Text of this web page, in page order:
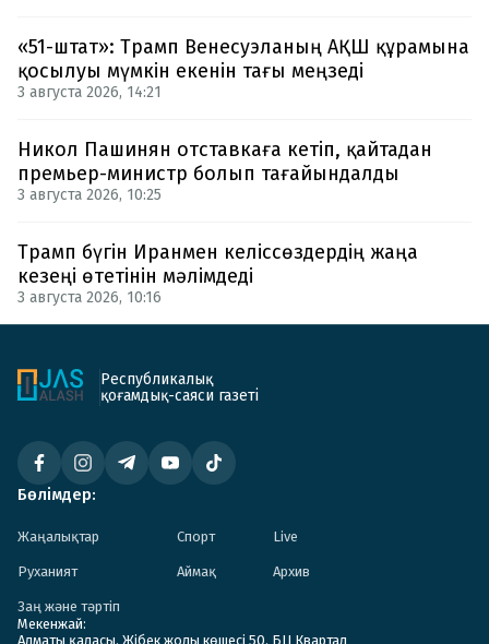
«51-штат»: Трамп Венесуэланың АҚШ құрамына
қосылуы мүмкін екенін тағы меңзеді
3 августа 2026, 14:21
Никол Пашинян отставкаға кетіп, қайтадан
премьер-министр болып тағайындалды
3 августа 2026, 10:25
Трамп бүгін Иранмен келіссөздердің жаңа
кезеңі өтетінін мәлімдеді
3 августа 2026, 10:16
Республикалық
қоғамдық-саяси газеті
Бөлімдер:
Жаңалықтар Спорт Live
Руханият Аймақ Архив
Заң және тәртіп
Мекенжай:
Алматы қаласы. Жібек жолы көшесі 50. БЦ Квартал